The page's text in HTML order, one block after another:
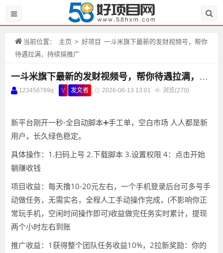
当前位置： 主页 > 好项目 一斗米旗下最新的发财视频号，帮你
待遇拉满，持续搞推广
一斗米旗下最新的发财视频号，帮你待遇拉满，持续搞推广
123456789q V 发文者 2026-06-13 13:01 浏览(270)
新平台刚开一秒-全自动脚本➕手工单，空白市场 人人都是新
用户，长久绿色稳定。
具体操作：1.扫码上号 2.下载脚本 3.设置权限 4：点击开始
躺赚收钱
项目收益：每天撸10-20元左右，一个手机登录后台可多号手
动做任务，无需实名，全程人工手动操作完成，(不影响你正
常玩手机，空闲时间操作即可)收益做完任务实时累计，提现
两个小时左右到账
推广收益：1获得整个团队任务收益10%，2拉新奖励：你的